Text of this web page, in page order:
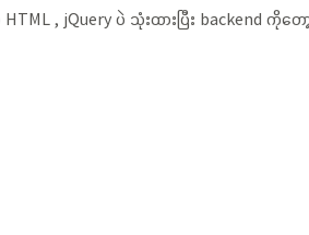
, jQuery ပဲ သုံးထားပြီး backend ကို